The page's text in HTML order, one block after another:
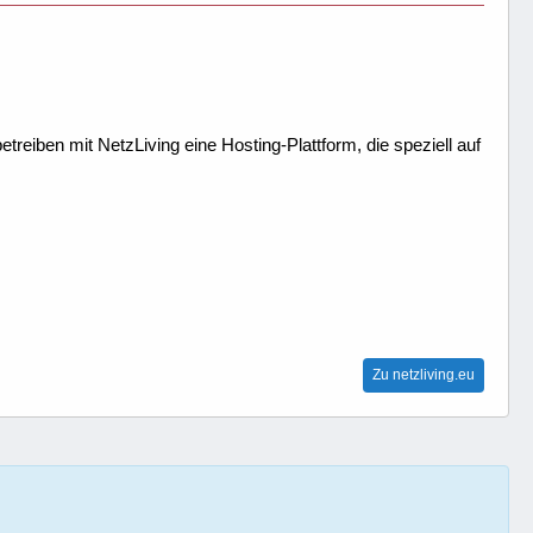
mit NetzLiving eine Hosting-Plattform, die speziell auf
Zu netzliving.eu